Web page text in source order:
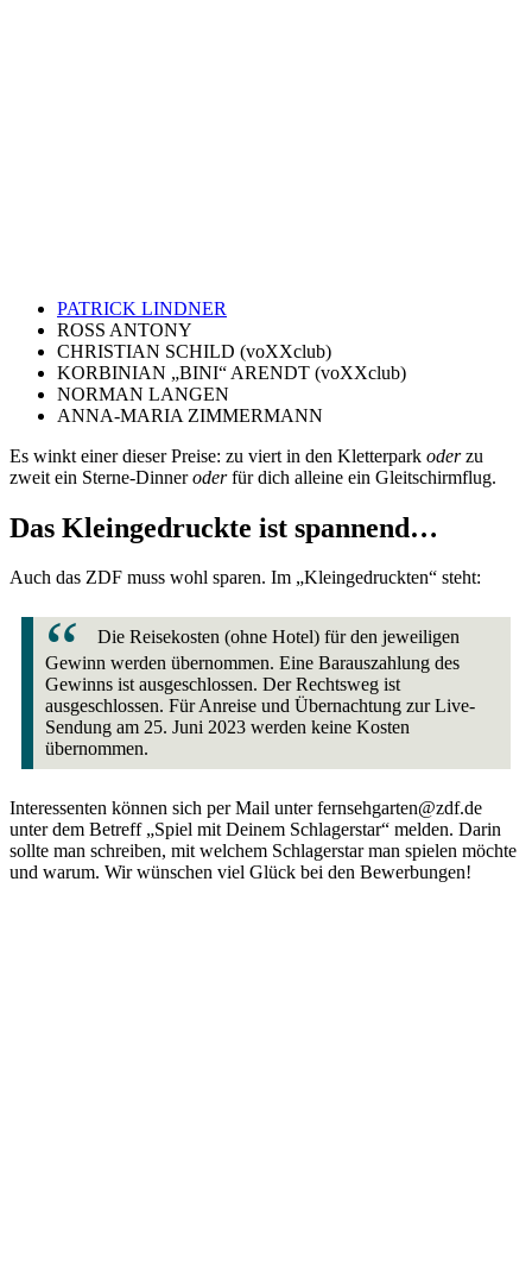
PATRICK LINDNER
ROSS ANTONY
CHRISTIAN SCHILD (voXXclub)
KORBINIAN „BINI“ ARENDT (voXXclub)
NORMAN LANGEN
ANNA-MARIA ZIMMERMANN
Es winkt einer dieser Preise: zu viert in den Kletterpark oderzu
zweit ein Sterne-Dinneroderfür dich alleine ein Gleitschirmflug.
Das Kleingedruckte ist spannend…
Auch das ZDF muss wohl sparen. Im „Kleingedruckten“ steht:
Die Reisekosten (ohne Hotel) für den jeweiligen
Gewinn werden übernommen. Eine Barauszahlung des
Gewinns ist ausgeschlossen. Der Rechtsweg ist
ausgeschlossen. Für Anreise und Übernachtung zur Live-
Sendung am 25. Juni 2023 werden keine Kosten
übernommen.
Interessenten können sich per Mail unter fernsehgarten@zdf.de
unter dem Betreff „Spiel mit Deinem Schlagerstar“ melden. Darin
sollte man schreiben, mit welchem Schlagerstar man spielen möchte
und warum. Wir wünschen viel Glück bei den Bewerbungen!